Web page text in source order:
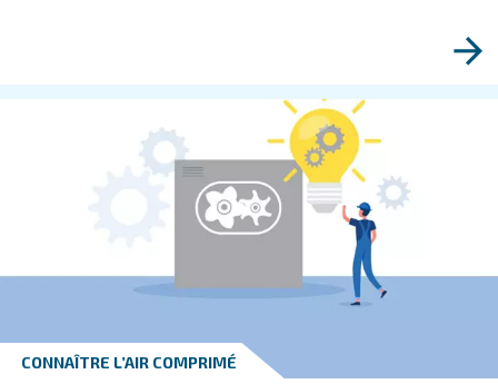
CONNAÎTRE L’AIR COMPRIMÉ
Compresseur rotatif à vis
bonne taille pour une
maximale